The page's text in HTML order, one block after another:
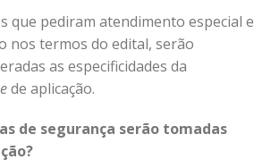
que pediram atendimento especial e
nos termos do edital, serão
as especificidades da
de aplicação.
de segurança serão tomadas